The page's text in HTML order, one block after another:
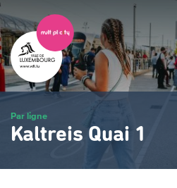
Passer
au
contenu
principal
Par ligne
Kaltreis Quai 1